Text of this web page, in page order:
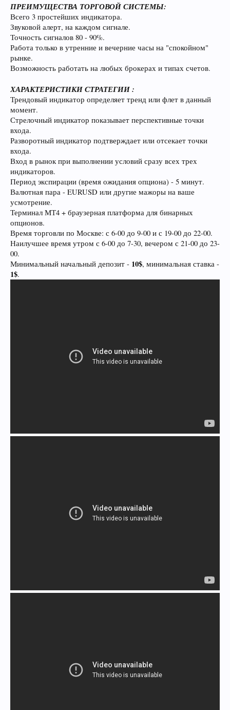
ПРЕИМУЩЕСТВА ТОРГОВОЙ СИСТЕМЫ:
Всего 3 простейших индикатора.
Звуковой алерт, на каждом сигнале.
Точность сигналов 80 - 90%.
Работа только в утренние и вечерние часы на "спокойном"
рынке.
Возможность работать на любых брокерах и типах счетов.
ХАРАКТЕРИСТИКИ СТРАТЕГИИ :
Трендовый индикатор определяет тренд или флет в данный
момент.
Стрелочный индикатор показывает перспективные точки
входа.
Разворотный индикатор подтверждает или отсекает точки
входа.
Вход в рынок при выполнении условий сразу всех трех
индикаторов.
Период экспирации (время ожидания опциона) - 5 минут.
Валютная пара - EURUSD или другие мажоры на ваше
усмотрение.
Терминал МТ4 + браузерная платформа для бинарных
опционов.
Время торговли по Москве: с 6-00 до 9-00 и с 19-00 до 22-00.
Наилучшее время утром с 6-00 до 7-30, вечером с 21-00 до 23-
00.
Минимальный начальный депозит - 10$, минимальная ставка -
1$.